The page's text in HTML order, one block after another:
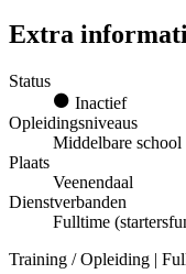
Extra
Status
Inactief
Opleidingsniveaus
Middelbare school
Plaats
Veenendaal
Dienstverbanden
Fulltime
Training / Opleiding |